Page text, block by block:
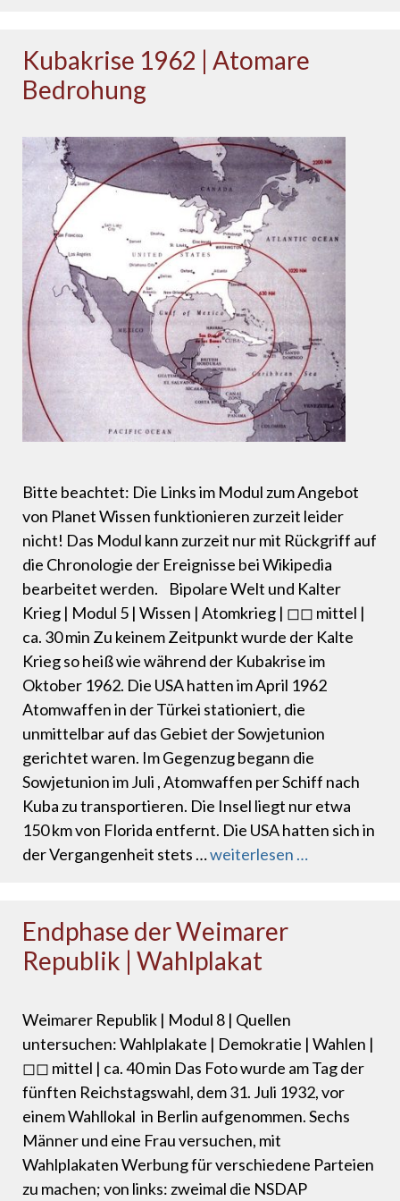
Kubakrise 1962 | Atomare
Bedrohung
Bitte beachtet: Die Links im Modul zum Angebot
von Planet Wissen funktionieren zurzeit leider
nicht! Das Modul kann zurzeit nur mit Rückgriff auf
die Chronologie der Ereignisse bei Wikipedia
bearbeitet werden. Bipolare Welt und Kalter
Krieg | Modul 5 | Wissen | Atomkrieg | ◻◻ mittel |
ca. 30 min Zu keinem Zeitpunkt wurde der Kalte
Krieg so heiß wie während der Kubakrise im
Oktober 1962. Die USA hatten im April 1962
Atomwaffen in der Türkei stationiert, die
unmittelbar auf das Gebiet der Sowjetunion
gerichtet waren. Im Gegenzug begann die
Sowjetunion im Juli , Atomwaffen per Schiff nach
Kuba zu transportieren. Die Insel liegt nur etwa
150 km von Florida entfernt. Die USA hatten sich in
der Vergangenheit stets …weiterlesen …
Endphase der Weimarer
Republik | Wahlplakat
Weimarer Republik | Modul 8 | Quellen
untersuchen: Wahlplakate | Demokratie | Wahlen |
◻◻ mittel | ca. 40 min Das Foto wurde am Tag der
fünften Reichstagswahl, dem 31. Juli 1932, vor
einem Wahllokal in Berlin aufgenommen. Sechs
Männer und eine Frau versuchen, mit
Wahlplakaten Werbung für verschiedene Parteien
zu machen; von links: zweimal die NSDAP